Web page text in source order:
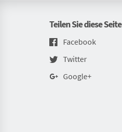
Teilen Sie diese Seite
Facebook
Twitter
Google+